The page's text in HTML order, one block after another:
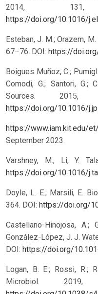
2014,
https://doi.org/10.1016/
Esteban, J. M.; Orazem,
67–76. DOI: https://
Boigues Muñoz, C.;
Comodi, G.; Santori, G.;
Sources. 2015,
https://doi.org/10.1016/
https://www.iam.kit.edu/
September 2023.
Varshney, M.; Li, Y.
https://doi.org/10.1016/
Doyle, L. E.; Marsili, E.
364. DOI: https://doi.org/
Castellano-Hinojosa, A.;
González-López, J. J.
DOI: https://doi.org/
Logan, B. E.; Rossi, R.;
Microbiol.